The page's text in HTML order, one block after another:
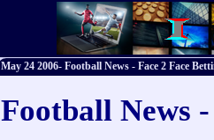
May 24 2006- Football News - Face 2 Face
Football News